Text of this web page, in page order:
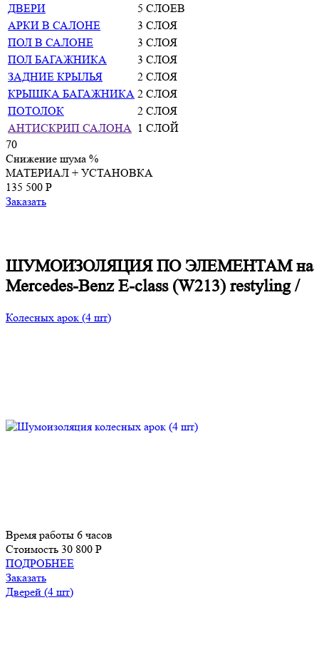
ДВЕРИ
5 СЛОЕВ
АРКИ В САЛОНЕ
3 СЛОЯ
ПОЛ В САЛОНЕ
3 СЛОЯ
ПОЛ БАГАЖНИКА
3 СЛОЯ
ЗАДНИЕ КРЫЛЬЯ
2 СЛОЯ
КРЫШКА БАГАЖНИКА 2 СЛОЯ
ПОТОЛОК
2 СЛОЯ
АНТИСКРИП САЛОНА 1 СЛОЙ
70
Снижение шума %
МАТЕРИАЛ + УСТАНОВКА
135 500 P
Заказать
ШУМОИЗОЛЯЦИЯ ПО ЭЛЕМЕНТАМ на
Mercedes-Benz E-class (W213) restyling/
Колесных арок (4 шт)
Время работы 6 часов
Стоимость 30 800 P
ПОДРОБНЕЕ
Заказать
Дверей (4 шт)